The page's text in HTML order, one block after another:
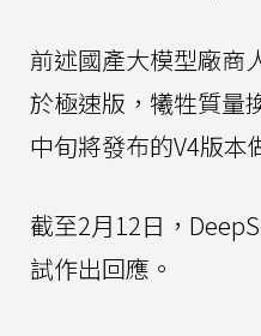
前述國產大模型廠商
於極速版，犧牲質量
中旬將發布的V4版本
截至2月12日，
試作出回應。